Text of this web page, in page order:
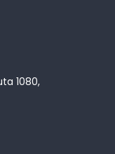
1080,